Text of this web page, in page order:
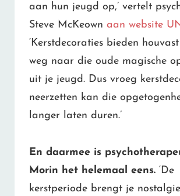
aan hun jeugd op,’ vertelt
Steve McKeown aan website
‘Kerstdecoraties bieden
weg naar die oude magische
uit je jeugd. Dus vroeg
neerzetten kan die
langer laten duren.’
En daarmee is
Morin het helemaal eens. ‘De
kerstperiode brengt je